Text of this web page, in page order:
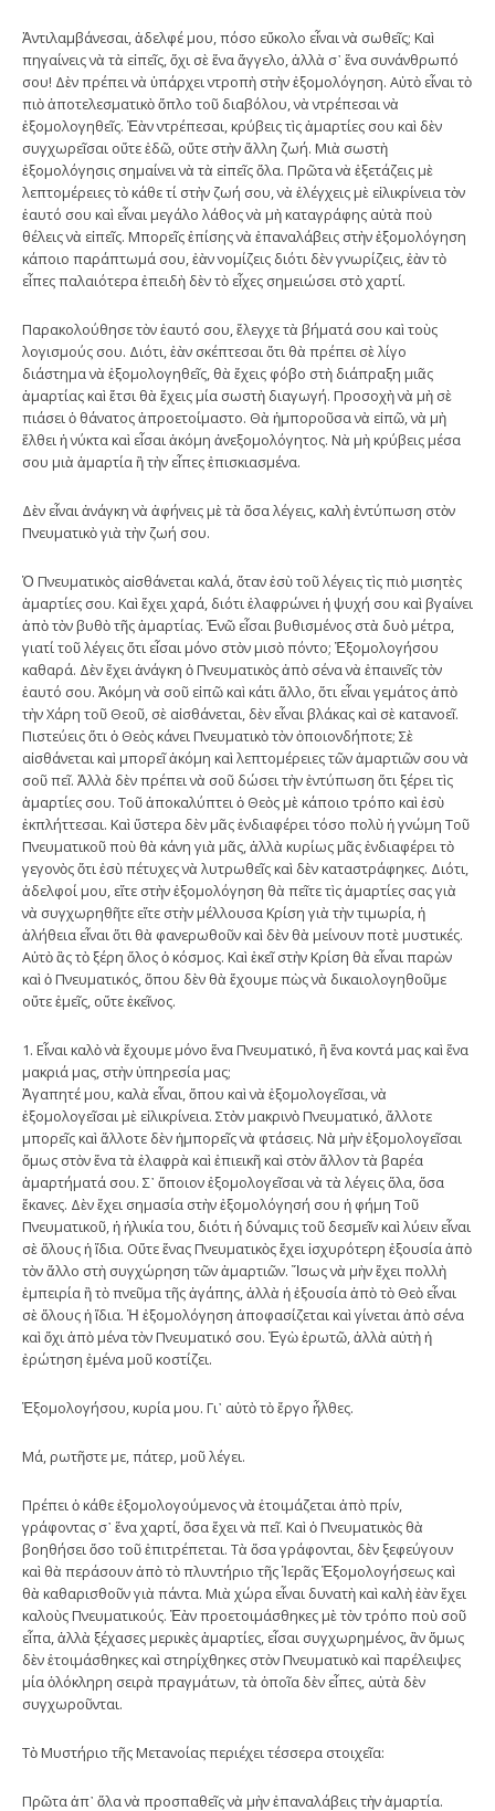
Ἀντιλαμβάνεσαι, ἀδελφέ μου, πόσο εὔκολο εἶναι νὰ σωθεῖς; Καὶ
πηγαίνεις νὰ τὰ εἰπεῖς, ὄχι σὲ ἕνα ἄγγελο, ἀλλὰ σ᾿ ἕνα συνάνθρωπό
σου! Δὲν πρέπει νὰ ὑπάρχει ντροπὴ στὴν ἐξομολόγηση. Αὐτὸ εἶναι τὸ
πιὸ ἀποτελεσματικὸ ὅπλο τοῦ διαβόλου, νὰ ντρέπεσαι νὰ
ἐξομολογηθεῖς. Ἐὰν ντρέπεσαι, κρύβεις τὶς ἁμαρτίες σου καὶ δὲν
συγχωρεῖσαι οὔτε ἐδῶ, οὔτε στὴν ἄλλη ζωή. Μιὰ σωστὴ
ἐξομολόγησις σημαίνει νὰ τὰ εἰπεῖς ὅλα. Πρῶτα νὰ ἐξετάζεις μὲ
λεπτομέρειες τὸ κάθε τί στὴν ζωή σου, νὰ ἐλέγχεις μὲ εἰλικρίνεια τὸν
ἑαυτό σου καὶ εἶναι μεγάλο λάθος νὰ μὴ καταγράφης αὐτὰ ποὺ
θέλεις νὰ εἰπεῖς. Μπορεῖς ἐπίσης νὰ ἐπαναλάβεις στὴν ἐξομολόγηση
κάποιο παράπτωμά σου, ἐὰν νομίζεις διότι δὲν γνωρίζεις, ἐὰν τὸ
εἶπες παλαιότερα ἐπειδὴ δὲν τὸ εἶχες σημειώσει στὸ χαρτί.
Παρακολούθησε τὸν ἑαυτό σου, ἔλεγχε τὰ βήματά σου καὶ τοὺς
λογισμούς σου. Διότι, ἐὰν σκέπτεσαι ὅτι θὰ πρέπει σὲ λίγο
διάστημα νὰ ἐξομολογηθεῖς, θὰ ἔχεις φόβο στὴ διάπραξη μιᾶς
ἁμαρτίας καὶ ἔτσι θὰ ἔχεις μία σωστὴ διαγωγή. Προσοχὴ νὰ μὴ σὲ
πιάσει ὁ θάνατος ἀπροετοίμαστο. Θὰ ἠμποροῦσα νὰ εἰπῶ, νὰ μὴ
ἔλθει ἡ νύκτα καὶ εἶσαι ἀκόμη ἀνεξομολόγητος. Νὰ μὴ κρύβεις μέσα
σου μιὰ ἁμαρτία ἢ τὴν εἶπες ἐπισκιασμένα.
Δὲν εἶναι ἀνάγκη νὰ ἀφήνεις μὲ τὰ ὅσα λέγεις, καλὴ ἐντύπωση στὸν
Πνευματικὸ γιὰ τὴν ζωή σου.
Ὁ Πνευματικὸς αἰσθάνεται καλά, ὅταν ἐσὺ τοῦ λέγεις τὶς πιὸ μισητὲς
ἁμαρτίες σου. Καὶ ἔχει χαρά, διότι ἐλαφρώνει ἡ ψυχή σου καὶ βγαίνει
ἀπὸ τὸν βυθὸ τῆς ἁμαρτίας. Ἐνῶ εἶσαι βυθισμένος στὰ δυὸ μέτρα,
γιατί τοῦ λέγεις ὅτι εἶσαι μόνο στὸν μισὸ πόντο; Ἐξομολογήσου
καθαρά. Δὲν ἔχει ἀνάγκη ὁ Πνευματικὸς ἀπὸ σένα νὰ ἐπαινεῖς τὸν
ἑαυτό σου. Ἀκόμη νὰ σοῦ εἰπῶ καὶ κάτι ἄλλο, ὅτι εἶναι γεμάτος ἀπὸ
τὴν Χάρη τοῦ Θεοῦ, σὲ αἰσθάνεται, δὲν εἶναι βλάκας καὶ σὲ κατανοεῖ.
Πιστεύεις ὅτι ὁ Θεὸς κάνει Πνευματικὸ τὸν ὁποιονδήποτε; Σὲ
αἰσθάνεται καὶ μπορεῖ ἀκόμη καὶ λεπτομέρειες τῶν ἁμαρτιῶν σου νὰ
σοῦ πεῖ. Ἀλλὰ δὲν πρέπει νὰ σοῦ δώσει τὴν ἐντύπωση ὅτι ξέρει τὶς
ἁμαρτίες σου. Τοῦ ἀποκαλύπτει ὁ Θεὸς μὲ κάποιο τρόπο καὶ ἐσὺ
ἐκπλήττεσαι. Καὶ ὕστερα δὲν μᾶς ἐνδιαφέρει τόσο πολὺ ἡ γνώμη Τοῦ
Πνευματικοῦ ποὺ θὰ κάνη γιὰ μᾶς, ἀλλὰ κυρίως μᾶς ἐνδιαφέρει τὸ
γεγονὸς ὅτι ἐσὺ πέτυχες νὰ λυτρωθεῖς καὶ δὲν καταστράφηκες. Διότι,
ἀδελφοί μου, εἴτε στὴν ἐξομολόγηση θὰ πεῖτε τὶς ἁμαρτίες σας γιὰ
νὰ συγχωρηθῆτε εἴτε στὴν μέλλουσα Κρίση γιὰ τὴν τιμωρία, ἡ
ἀλήθεια εἶναι ὅτι θὰ φανερωθοῦν καὶ δὲν θὰ μείνουν ποτὲ μυστικές.
Αὐτὸ ἂς τὸ ξέρη ὅλος ὁ κόσμος. Καὶ ἐκεῖ στὴν Κρίση θὰ εἶναι παρὼν
καὶ ὁ Πνευματικός, ὅπου δὲν θὰ ἔχουμε πὼς νὰ δικαιολογηθοῦμε
οὔτε ἐμεῖς, οὔτε ἐκεῖνος.
1. Εἶναι καλὸ νὰ ἔχουμε μόνο ἕνα Πνευματικό, ἢ ἕνα κοντά μας καὶ ἕνα
μακριά μας, στὴν ὑπηρεσία μας;
Ἀγαπητέ μου, καλὰ εἶναι, ὅπου καὶ νὰ ἐξομολογεῖσαι, νὰ
ἐξομολογεῖσαι μὲ εἰλικρίνεια. Στὸν μακρινὸ Πνευματικό, ἄλλοτε
μπορεῖς καὶ ἄλλοτε δὲν ἠμπορεῖς νὰ φτάσεις. Νὰ μὴν ἐξομολογεῖσαι
ὅμως στὸν ἕνα τὰ ἐλαφρὰ καὶ ἐπιεικῆ καὶ στὸν ἄλλον τὰ βαρέα
ἁμαρτήματά σου. Σ᾿ ὅποιον ἐξομολογεῖσαι νὰ τὰ λέγεις ὅλα, ὅσα
ἔκανες. Δὲν ἔχει σημασία στὴν ἐξομολόγησή σου ἡ φήμη Τοῦ
Πνευματικοῦ, ἡ ἡλικία του, διότι ἡ δύναμις τοῦ δεσμεῖν καὶ λύειν εἶναι
σὲ ὅλους ἡ ἴδια. Οὔτε ἕνας Πνευματικὸς ἔχει ἰσχυρότερη ἐξουσία ἀπὸ
τὸν ἄλλο στὴ συγχώρηση τῶν ἁμαρτιῶν. Ἴσως νὰ μὴν ἔχει πολλὴ
ἐμπειρία ἢ τὸ πνεῦμα τῆς ἀγάπης, ἀλλὰ ἡ ἐξουσία ἀπὸ τὸ Θεὸ εἶναι
σὲ ὅλους ἡ ἴδια. Ἡ ἐξομολόγηση ἀποφασίζεται καὶ γίνεται ἀπὸ σένα
καὶ ὄχι ἀπὸ μένα τὸν Πνευματικό σου. Ἐγὼ ἐρωτῶ, ἀλλὰ αὐτὴ ἡ
ἐρώτηση ἐμένα μοῦ κοστίζει.
Ἐξομολογήσου, κυρία μου. Γι᾿ αὐτὸ τὸ ἔργο ἦλθες.
Μά, ρωτῆστε με, πάτερ, μοῦ λέγει.
Πρέπει ὁ κάθε ἐξομολογούμενος νὰ ἑτοιμάζεται ἀπὸ πρίν,
γράφοντας σ᾿ ἕνα χαρτί, ὅσα ἔχει νὰ πεῖ. Καὶ ὁ Πνευματικὸς θὰ
βοηθήσει ὅσο τοῦ ἐπιτρέπεται. Τὰ ὅσα γράφονται, δὲν ξεφεύγουν
καὶ θὰ περάσουν ἀπὸ τὸ πλυντήριο τῆς Ἱερᾶς Ἐξομολογήσεως καὶ
θὰ καθαρισθοῦν γιὰ πάντα. Μιὰ χώρα εἶναι δυνατὴ καὶ καλὴ ἐὰν ἔχει
καλοὺς Πνευματικούς. Ἐὰν προετοιμάσθηκες μὲ τὸν τρόπο ποὺ σοῦ
εἶπα, ἀλλὰ ξέχασες μερικὲς ἁμαρτίες, εἶσαι συγχωρημένος, ἂν ὅμως
δὲν ἑτοιμάσθηκες καὶ στηρίχθηκες στὸν Πνευματικὸ καὶ παρέλειψες
μία ὁλόκληρη σειρὰ πραγμάτων, τὰ ὁποῖα δὲν εἶπες, αὐτὰ δὲν
συγχωροῦνται.
Τὸ Μυστήριο τῆς Μετανοίας περιέχει τέσσερα στοιχεῖα:
Πρῶτα ἀπ᾿ ὅλα νὰ προσπαθεῖς νὰ μὴν ἐπαναλάβεις τὴν ἁμαρτία.